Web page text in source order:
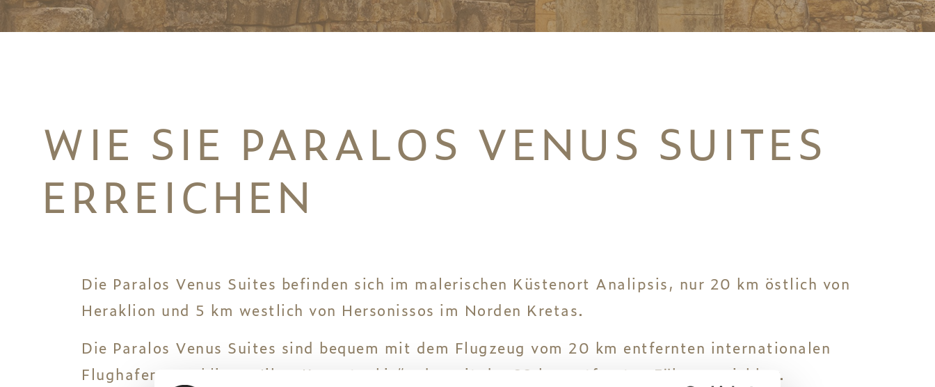
WIE SIE PARALOS VENUS SUITES
ERREICHEN
Die Paralos Venus Suites befinden sich im malerischen Küstenort Analipsis, nur 20 km östlich von
Heraklion und 5 km westlich von Hersonissos im Norden Kretas.
Die Paralos Venus Suites sind bequem mit dem Flugzeug vom 20 km entfernten internationalen
Flughafen Heraklion „Nikos Kazantzakis“ oder mit der 22 km entfernten Fähre erreichbar.